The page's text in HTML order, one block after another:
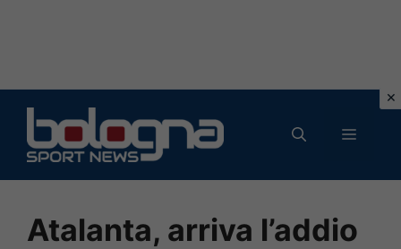
contenuto
MENU
Atalanta, arriva l’addio